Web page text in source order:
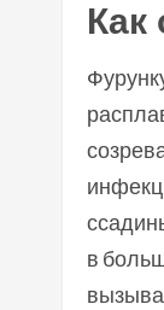
Как
в